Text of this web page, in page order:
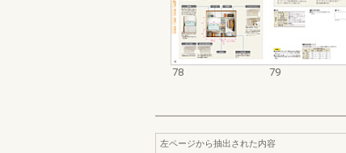
78 79
左ページから抽出された内容